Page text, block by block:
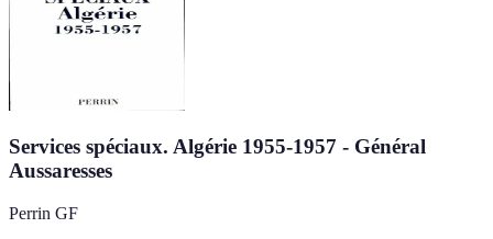
Services spéciaux. Algérie 1955-1957 - Général
Aussaresses
Perrin GF